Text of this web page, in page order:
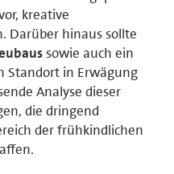
kreative
Darüber hinaus sollte
sowie auch ein
Standort in Erwägung
Analyse dieser
die dringend
der frühkindlichen